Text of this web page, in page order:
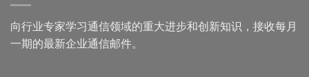
向行业专家学习通信领域的重大进步和创新知识，接收每月
一期的最新企业通信邮件。